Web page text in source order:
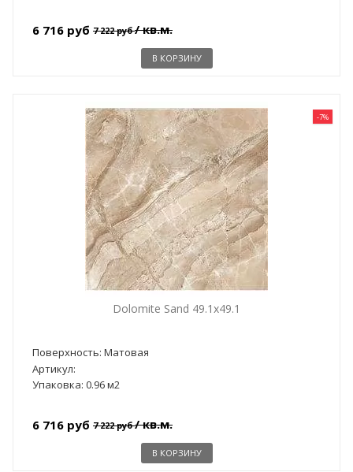
6 716 руб 7 222 руб/ кв.м.
В КОРЗИНУ
-7%
Dolomite Sand 49.1x49.1
Поверхность: Матовая
Артикул:
Упаковка: 0.96 м2
6 716 руб 7 222 руб/ кв.м.
В КОРЗИНУ